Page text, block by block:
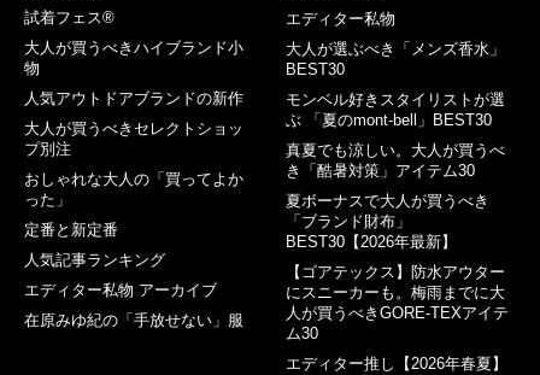
試着フェス®︎
大人が買うべきハイブランド小
物
人気アウトドアブランドの新作
大人が買うべきセレクトショッ
プ別注
おしゃれな大人の「買ってよか
った」
定番と新定番
人気記事ランキング
エディター私物 アーカイブ
在原みゆ紀の「手放せない」服
エディター私物
大人が選ぶべき「メンズ香水」
BEST30
モンベル好きスタイリストが選
ぶ 「夏のmont-bell」BEST30
真夏でも涼しい。大人が買うべ
き「酷暑対策」アイテム30
夏ボーナスで大人が買うべき
「ブランド財布」
BEST30【2026年最新】
【ゴアテックス】防水アウター
にスニーカーも。梅雨までに大
人が買うべきGORE-TEXアイテ
ム30
エディター推し【2026年春夏】